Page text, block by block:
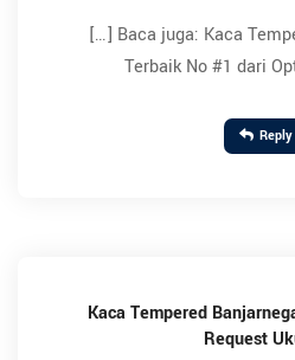
[…] Baca juga: Kaca
Terbaik No #1 dari
Reply
Kaca Tempered
Request